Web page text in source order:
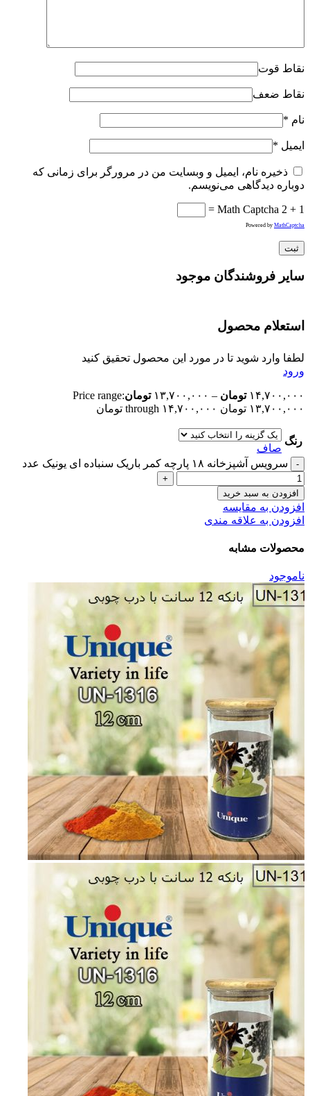
نقاط قوت
نقاط ضعف
نام *
ایمیل *
ذخیره نام، ایمیل و وبسایت من در مرورگر برای زمانی که
دوباره دیدگاهی می‌نویسم.
Math Captcha 2 + 1 =
Powered by MathCaptcha
سایر فروشندگان موجود
استعلام محصول
لطفا وارد شوید تا در مورد این محصول تحقیق کنید
ورود
۱۴,۷۰۰,۰۰۰ تومان – ۱۳,۷۰۰,۰۰۰ تومانPrice range:
۱۳,۷۰۰,۰۰۰ تومان through ۱۴,۷۰۰,۰۰۰ تومان
رنگ
صاف
سرویس آشپزخانه ۱۸ پارچه کمر باریک سنباده ای یونیک عدد
افزودن به سبد خرید
افزودن به مقایسه
افزودن به علاقه مندی
محصولات مشابه
ناموجود